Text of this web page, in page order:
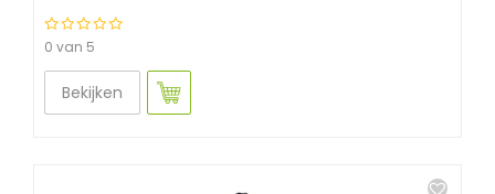
0 van 5
Bekijken